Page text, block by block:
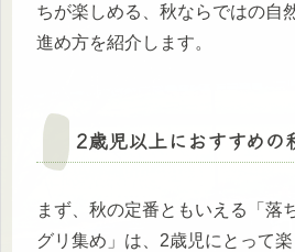
ちが楽しめる、秋ならではの自
進め方を紹介します。
2歳児以上におすすめの
まず、秋の定番ともいえる「落
グリ集め」は、2歳児にとって